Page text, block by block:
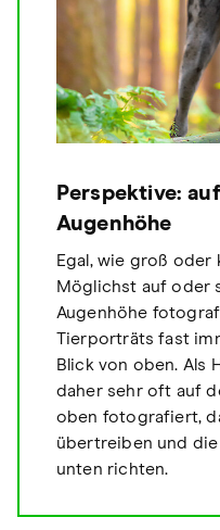
Perspektive:
Augenhöhe
Egal, wie groß oder
Möglichst auf oder
Augenhöhe
Tierporträts fast
Blick von oben. Als
daher sehr oft auf
oben fotografiert,
übertreiben und
unten richten.